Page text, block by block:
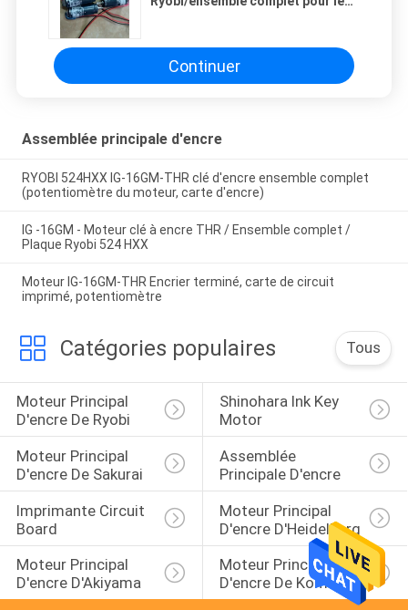
Continuer
Assemblée principale d'encre
RYOBI 524HXX IG-16GM-THR clé d'encre ensemble complet
(potentiomètre du moteur, carte d'encre)
IG -16GM - Moteur clé à encre THR / Ensemble complet /
Plaque Ryobi 524 HXX
Moteur IG-16GM-THR Encrier terminé, carte de circuit
imprimé, potentiomètre
Catégories populaires Tous
Moteur Principal
D'encre De Ryobi
Shinohara Ink Key
Motor
Moteur Principal
D'encre De Sakurai
Assemblée
Principale D'encre
Imprimante Circuit
Board
Moteur Principal
D'encre D'Heidelberg
Moteur Principal
D'encre D'Akiyama
Moteur Principal
D'encre De Komori